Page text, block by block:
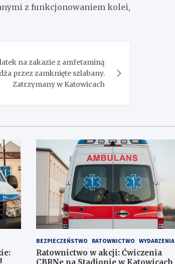
z funkcjonowaniem kolei,
na zakazie z amfetaminą
przez zamknięte szlabany.
Zatrzymany w Katowicach
BEZPIECZEŃSTWO RATOWNICTWO WYDARZENIA
Ratownictwo w akcji: Ćwiczenia